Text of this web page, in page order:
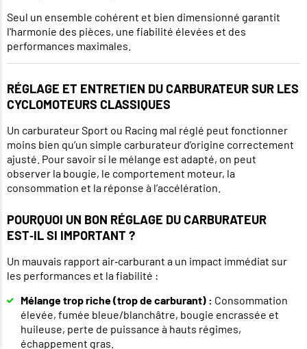
Seul un ensemble cohérent et bien dimensionné garantit
l'harmonie des pièces, une fiabilité élevées et des
performances maximales.
RÉGLAGE ET ENTRETIEN DU CARBURATEUR SUR LES
CYCLOMOTEURS CLASSIQUES
Un carburateur Sport ou Racing mal réglé peut fonctionner
moins bien qu’un simple carburateur d’origine correctement
ajusté. Pour savoir si le mélange est adapté, on peut
observer la bougie, le comportement moteur, la
consommation et la réponse à l’accélération.
POURQUOI UN BON RÉGLAGE DU CARBURATEUR
EST‑IL SI IMPORTANT ?
Un mauvais rapport air‑carburant a un impact immédiat sur
les performances et la fiabilité :
Mélange trop riche (trop de carburant) : Consommation
élevée, fumée bleue/blanchâtre, bougie encrassée et
huileuse, perte de puissance à hauts régimes,
échappement gras.